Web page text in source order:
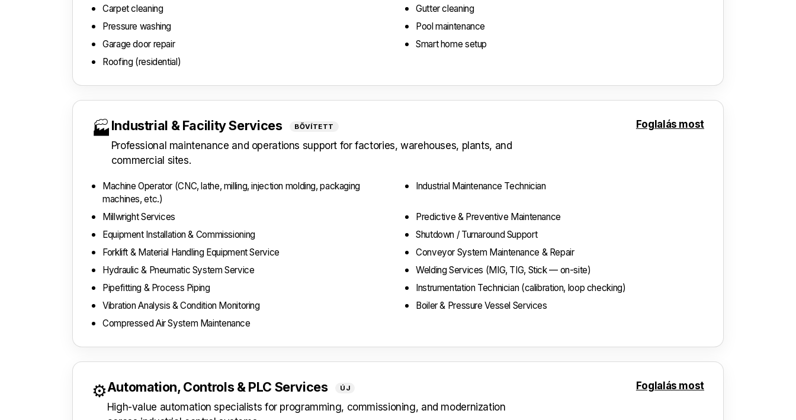
Carpet cleaning
Gutter cleaning
Pressure washing
Pool maintenance
Garage door repair
Smart home setup
Roofing (residential)
🏭Industrial & Facility Services BŐVÍTETT
Professional maintenance and operations support for factories, warehouses, plants, and
commercial sites.
Foglalás most
Machine Operator (CNC, lathe, milling, injection molding, packaging
machines, etc.)
Industrial Maintenance Technician
Millwright Services
Predictive & Preventive Maintenance
Equipment Installation & Commissioning
Shutdown / Turnaround Support
Forklift & Material Handling Equipment Service
Conveyor System Maintenance & Repair
Hydraulic & Pneumatic System Service
Welding Services (MIG, TIG, Stick — on-site)
Pipefitting & Process Piping
Instrumentation Technician (calibration, loop checking)
Vibration Analysis & Condition Monitoring
Boiler & Pressure Vessel Services
Compressed Air System Maintenance
⚙️Automation, Controls & PLC Services ÚJ
High-value automation specialists for programming, commissioning, and modernization
Foglalás most